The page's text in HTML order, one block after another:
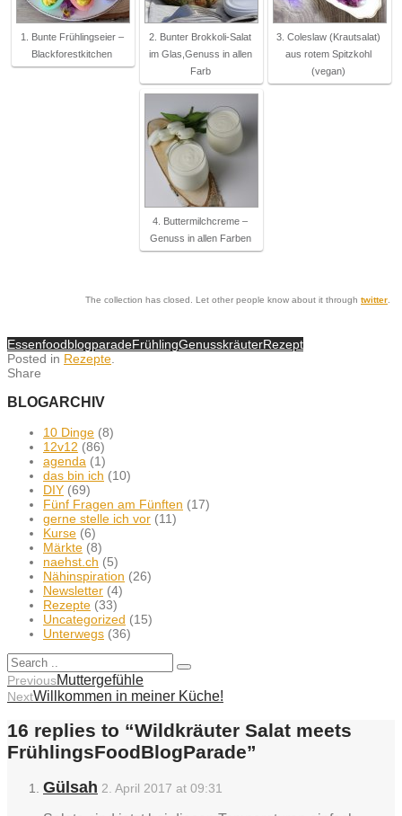
1. Bunte Frühlingseier –
Blackforestkitchen
2. Bunter Brokkoli-Salat
im Glas,Genuss in allen
Farb
3. Coleslaw (Krautsalat)
aus rotem Spitzkohl
(vegan)
4. Buttermilchcreme –
Genuss in allen Farben
The collection has closed. Let other people know about it through twitter
EssenfoodblogparadeFrühlingGenusskräuterRezept
Posted in Rezepte
Share
BLOGARCHIV
10 Dinge (8)
12v12 (86)
agenda (1)
das bin ich (10)
DIY (69)
Fünf Fragen am Fünften (17)
gerne stelle ich vor (11)
Kurse (6)
Märkte (8)
naehst.ch (5)
Nähinspiration (26)
Newsletter (4)
Rezepte (33)
Uncategorized (15)
Unterwegs (36)
PreviousMuttergefühle
NextWillkommen in meiner Küche!
16 replies to “Wildkräuter Salat meets
FrühlingsFoodBlogParade”
Gülsah 2. April 2017 at 09:31